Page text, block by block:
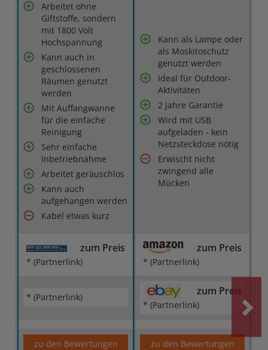
Arbeitet ohne
Giftstoffe, sondern
mit 1800 Volt
Hochspannung
Kann auch in
geschlossenen
Räumen genutzt
werden
Mit Auffangwanne
für die einfache
Reinigung
Sehr einfache
Inbetriebnahme
Arbeitet geräuschlos
Kann auch
aufgehangen werden
Kabel etwas kurz
Kann als Lampe oder
als Moskitoschutz
genutzt werden
Ideal für Outdoor-
Aktivitäten
2 Jahre Garantie
Wird mit USB
aufgeladen - kein
Netzsteckdose nötig
Erwischt nicht
zwingend alle
Mücken
zum Preis
* (Partnerlink)
zum Preis
* (Partnerlink)
* (Partnerlink) zum Preis
* (Partnerlink)
zu den Bewertungen zu den Bewertungen